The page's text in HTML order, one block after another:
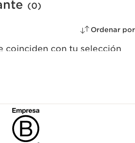
(0)
Ordenar por
coinciden con tu selección